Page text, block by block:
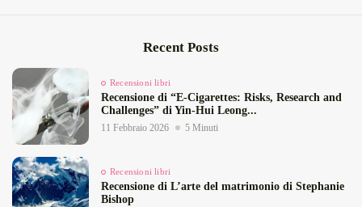
Recent Posts
Recensioni libri
Recensione di “E‑Cigarettes: Risks, Research and
Challenges” di Yin‑Hui Leong...
11 Febbraio 2026 5 Minuti
Recensioni libri
Recensione di L’arte del matrimonio di Stephanie
Bishop